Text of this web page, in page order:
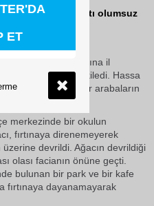
il genelinde hayatı olumsuz
2018 Çarşamba 16:28
etkisini gösteren fırtına il
hayatı olumsuz etkiledi. Hassa
ilçelerinde ağaçlar arabaların
merkezinde bir okulun
fırtınaya direnemeyerek
devrildi. Ağacın devrildiği
olası facianın önüne geçti.
bulunan bir park ve bir kafe
fırtınaya dayanamayarak
ET